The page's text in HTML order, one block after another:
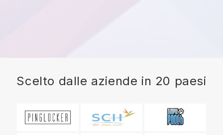
Scelto dalle aziende in 20 paesi